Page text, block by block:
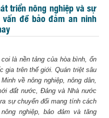
triển nông nghiệp và sự
đề bảo đảm an ninh
là nền tảng của hòa bình, ổn
gia trên thế giới. Quán triệt sâu
về nông nghiệp, nông dân,
đất nước, Đảng và Nhà nước
sự chuyển đổi mang tính cách
nghiệp, bảo đảm và tăng